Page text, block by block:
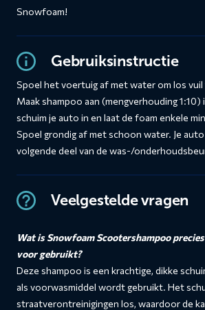
Snowfoam!
Gebruiksinstructie
Spoel het voertuig af met water om los
Maak shampoo aan (mengverhouding 1:10)
schuim je auto in en laat de foam enkele
Spoel grondig af met schoon water. Je
volgende deel van de was-/
Veelgestelde vragen
Wat is Snowfoam Scootershampoo
voor gebruikt?
Deze shampoo is een krachtige, dikke
als voorwasmiddel wordt gebruikt. Het
straatverontreinigingen los, waardoor de